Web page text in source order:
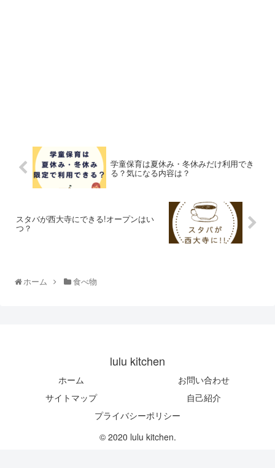
学童保育は夏休み・冬休みだけ利用でき
る？気になる内容は？
スタバが西大寺にできる!オープンはい
つ？
ホーム 食べ物
lulu kitchen
ホーム
お問い合わせ
サイトマップ
自己紹介
プライバシーポリシー
© 2020 lulu kitchen.